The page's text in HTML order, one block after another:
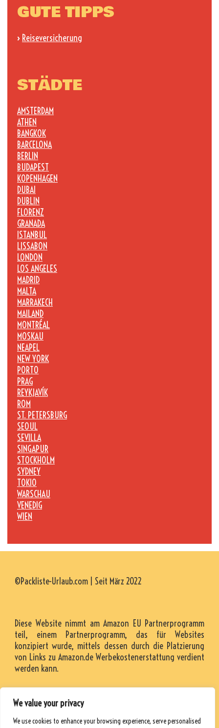
We value your privacy
We use cookies to enhance your browsing experience, serve personalised
GUTE TIPPS
› Reiseversicherung
STÄDTE
AMSTERDAM
ATHEN
BANGKOK
BARCELONA
BERLIN
BUDAPEST
KOPENHAGEN
DUBAI
DUBLIN
FLORENZ
GRANADA
ISTANBUL
LISSABON
LONDON
LOS ANGELES
MADRID
MALTA
MARRAKECH
MAILAND
MONTRÉAL
MOSKAU
NEAPEL
NEW YORK
PORTO
PRAG
REYKJAVÍK
ROM
ST. PETERSBURG
SEOUL
SEVILLA
SINGAPUR
STOCKHOLM
SYDNEY
TOKIO
WARSCHAU
VENEDIG
WIEN
©Packliste-Urlaub.com | Seit März 2022
Diese Website nimmt am Amazon EU Partnerprogramm
teil, einem Partnerprogramm, das für Websites
konzipiert wurde, mittels dessen durch die Platzierung
von Links zu Amazon.de Werbekostenerstattung verdient
werden kann.
RESSOURCEN